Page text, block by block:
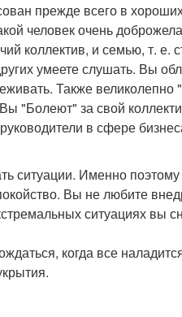
прежде всего в
человек очень
коллектив, и семью, т. е.
умеете слушать. Вы
Также
"Болеют" за свой
в сфере
ситуации. Именно поэтому
Вы не любите
ситуациях вы
когда все